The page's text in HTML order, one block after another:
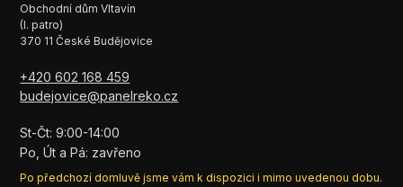
Obchodní dům Vltavín
(I. patro)
370 11 České Budějovice
+420 602 168 459
budejovice@panelreko.cz
St-Čt: 9:00-14:00
Po, Út a Pá: zavřeno
Po předchozí domluvě jsme vám k dispozici i mimo uvedenou dobu.